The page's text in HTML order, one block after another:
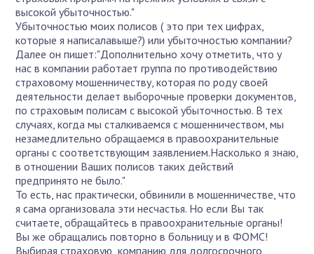
высокой убыточностью."
Убыточностью моих полисов ( это при тех цифрах,
которые я написалавыше?) или убыточностью компании?
Далее он пишет:"Дополнительно хочу отметить, что у
нас в компании работает группа по противодействию
страховому мошенничеству, которая по роду своей
деятельности делает выборочные проверки документов,
по страховым полисам с высокой убыточностью. В тех
случаях, когда мы сталкиваемся с мошенничеством, мы
незамедлительно обращаемся в правоохранительные
органы с соответствующим заявлением.Насколько я знаю,
в отношении Ваших полисов таких действий
предпринято не было."
То есть, нас практически, обвинили в мошенничестве, что
я сама организовала эти несчастья. Но если Вы так
считаете, обращайтесь в правоохранительные органы!
Вы же обращались повторно в больницу и в ФОМС!
Выбирая страховую компанию для долгосрочного